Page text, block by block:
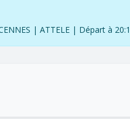
| ATTELE | Départ à